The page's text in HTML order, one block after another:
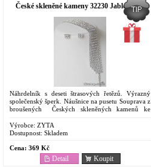
České skleněné kameny 32230 Jablonecká
bižuterie
Náhrdelník s deseti štrasových řetězů. Výrazný
společenský šperk. Náušnice na pusetu Souprava z
broušených Českých skleněných kamenů ke
Výrobce: ZYTA
Dostupnost: Skladem
Cena: 369 Kč
Koupit
Detail